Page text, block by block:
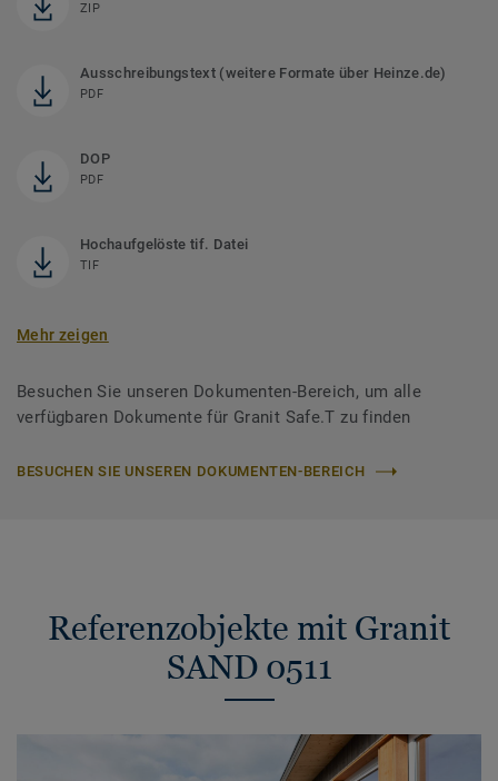
ZIP
Ausschreibungstext (weitere Formate über Heinze.de)
PDF
DOP
PDF
Hochaufgelöste tif. Datei
TIF
Mehr zeigen
Besuchen Sie unseren Dokumenten-Bereich, um alle
verfügbaren Dokumente für Granit Safe.T zu finden
BESUCHEN SIE UNSEREN DOKUMENTEN-BEREICH
Referenzobjekte mit Granit
SAND 0511